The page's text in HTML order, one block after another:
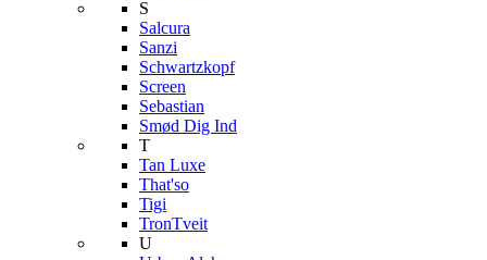
S
Salcura
Sanzi
Schwartzkopf
Screen
Sebastian
Smød Dig Ind
T
Tan Luxe
That'so
Tigi
TronTveit
U